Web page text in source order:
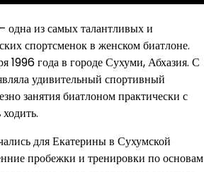
– одна из самых талантливых и
спортсменок в женском биатлоне.
1996 года в городе Сухуми, Абхазия. С
удивительный спортивный
занятия биатлоном практически с
для Екатерины в Сухумской
пробежки и тренировки по основам